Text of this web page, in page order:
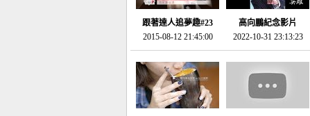
跟著達人追夢趣#23
promo-我想開間咖啡
館(謝佳凌)
2015-08-12 21:45:00
高向鵬紀念影片
2022-10-31 23:13:23